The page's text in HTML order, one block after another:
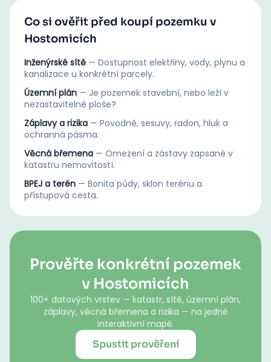
Co si ověřit před koupí pozemku v
Hostomicích
Inženýrské sítě — Dostupnost elektřiny, vody, plynu a
kanalizace u konkrétní parcely.
Územní plán — Je pozemek stavební, nebo leží v
nezastavitelné ploše?
Záplavy a rizika — Povodně, sesuvy, radon, hluk a
ochranná pásma.
Věcná břemena — Omezení a zástavy zapsané v
katastru nemovitostí.
BPEJ a terén — Bonita půdy, sklon terénu a
přístupová cesta.
Prověřte konkrétní pozemek
v Hostomicích
100+ datových vrstev — katastr, sítě, územní plán,
záplavy, věcná břemena a rizika — na jedné
interaktivní mapě.
Spustit prověření